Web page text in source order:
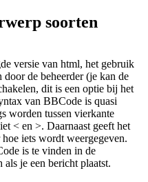
soorten
versie van html, het gebruik
door de beheerder (je kan de
dit is een optie bij het
van BBCode is quasi
worden tussen vierkante
< en >. Daarnaast geeft het
iets wordt weergegeven.
is te vinden in de
je een bericht plaatst.